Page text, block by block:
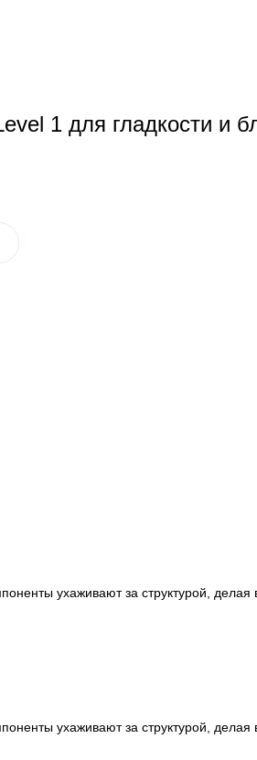
1 для гладкости и
ухаживают за структурой,
ухаживают за структурой,